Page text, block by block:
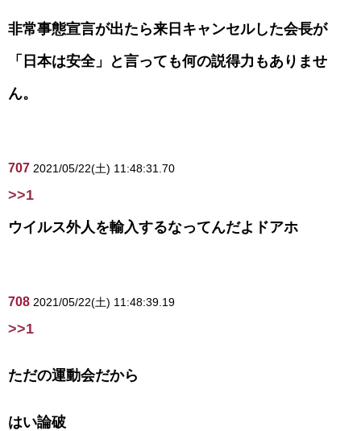
非常事態宣言が出たら来日キャンセルした会長が
「日本は安全」と言っても何の説得力もありませ
ん。
707 2021/05/22(土) 11:48:31.70
>>1
ウイルス外人を輸入するなってんだよドアホ
708 2021/05/22(土) 11:48:39.19
>>1
ただの運動会だから
はい論破